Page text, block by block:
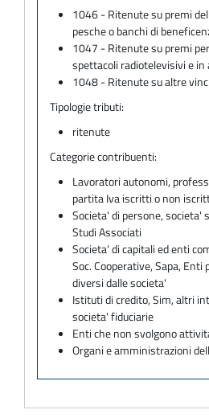
1046 - Ritenute su premi
pesche o banchi di
1047 - Ritenute su premi
spettacoli radiotelevisivi e
1048 - Ritenute su altre
Tipologie tributi:
ritenute
Categorie contribuenti:
Lavoratori autonomi,
partita Iva iscritti o non
Societa' di persone, societa'
Studi Associati
Societa' di capitali ed enti
Soc. Cooperative, Sapa, Enti
diversi dalle societa'
Istituti di credito, Sim, altri
societa' fiduciarie
Enti che non svolgono
Organi e amministrazioni